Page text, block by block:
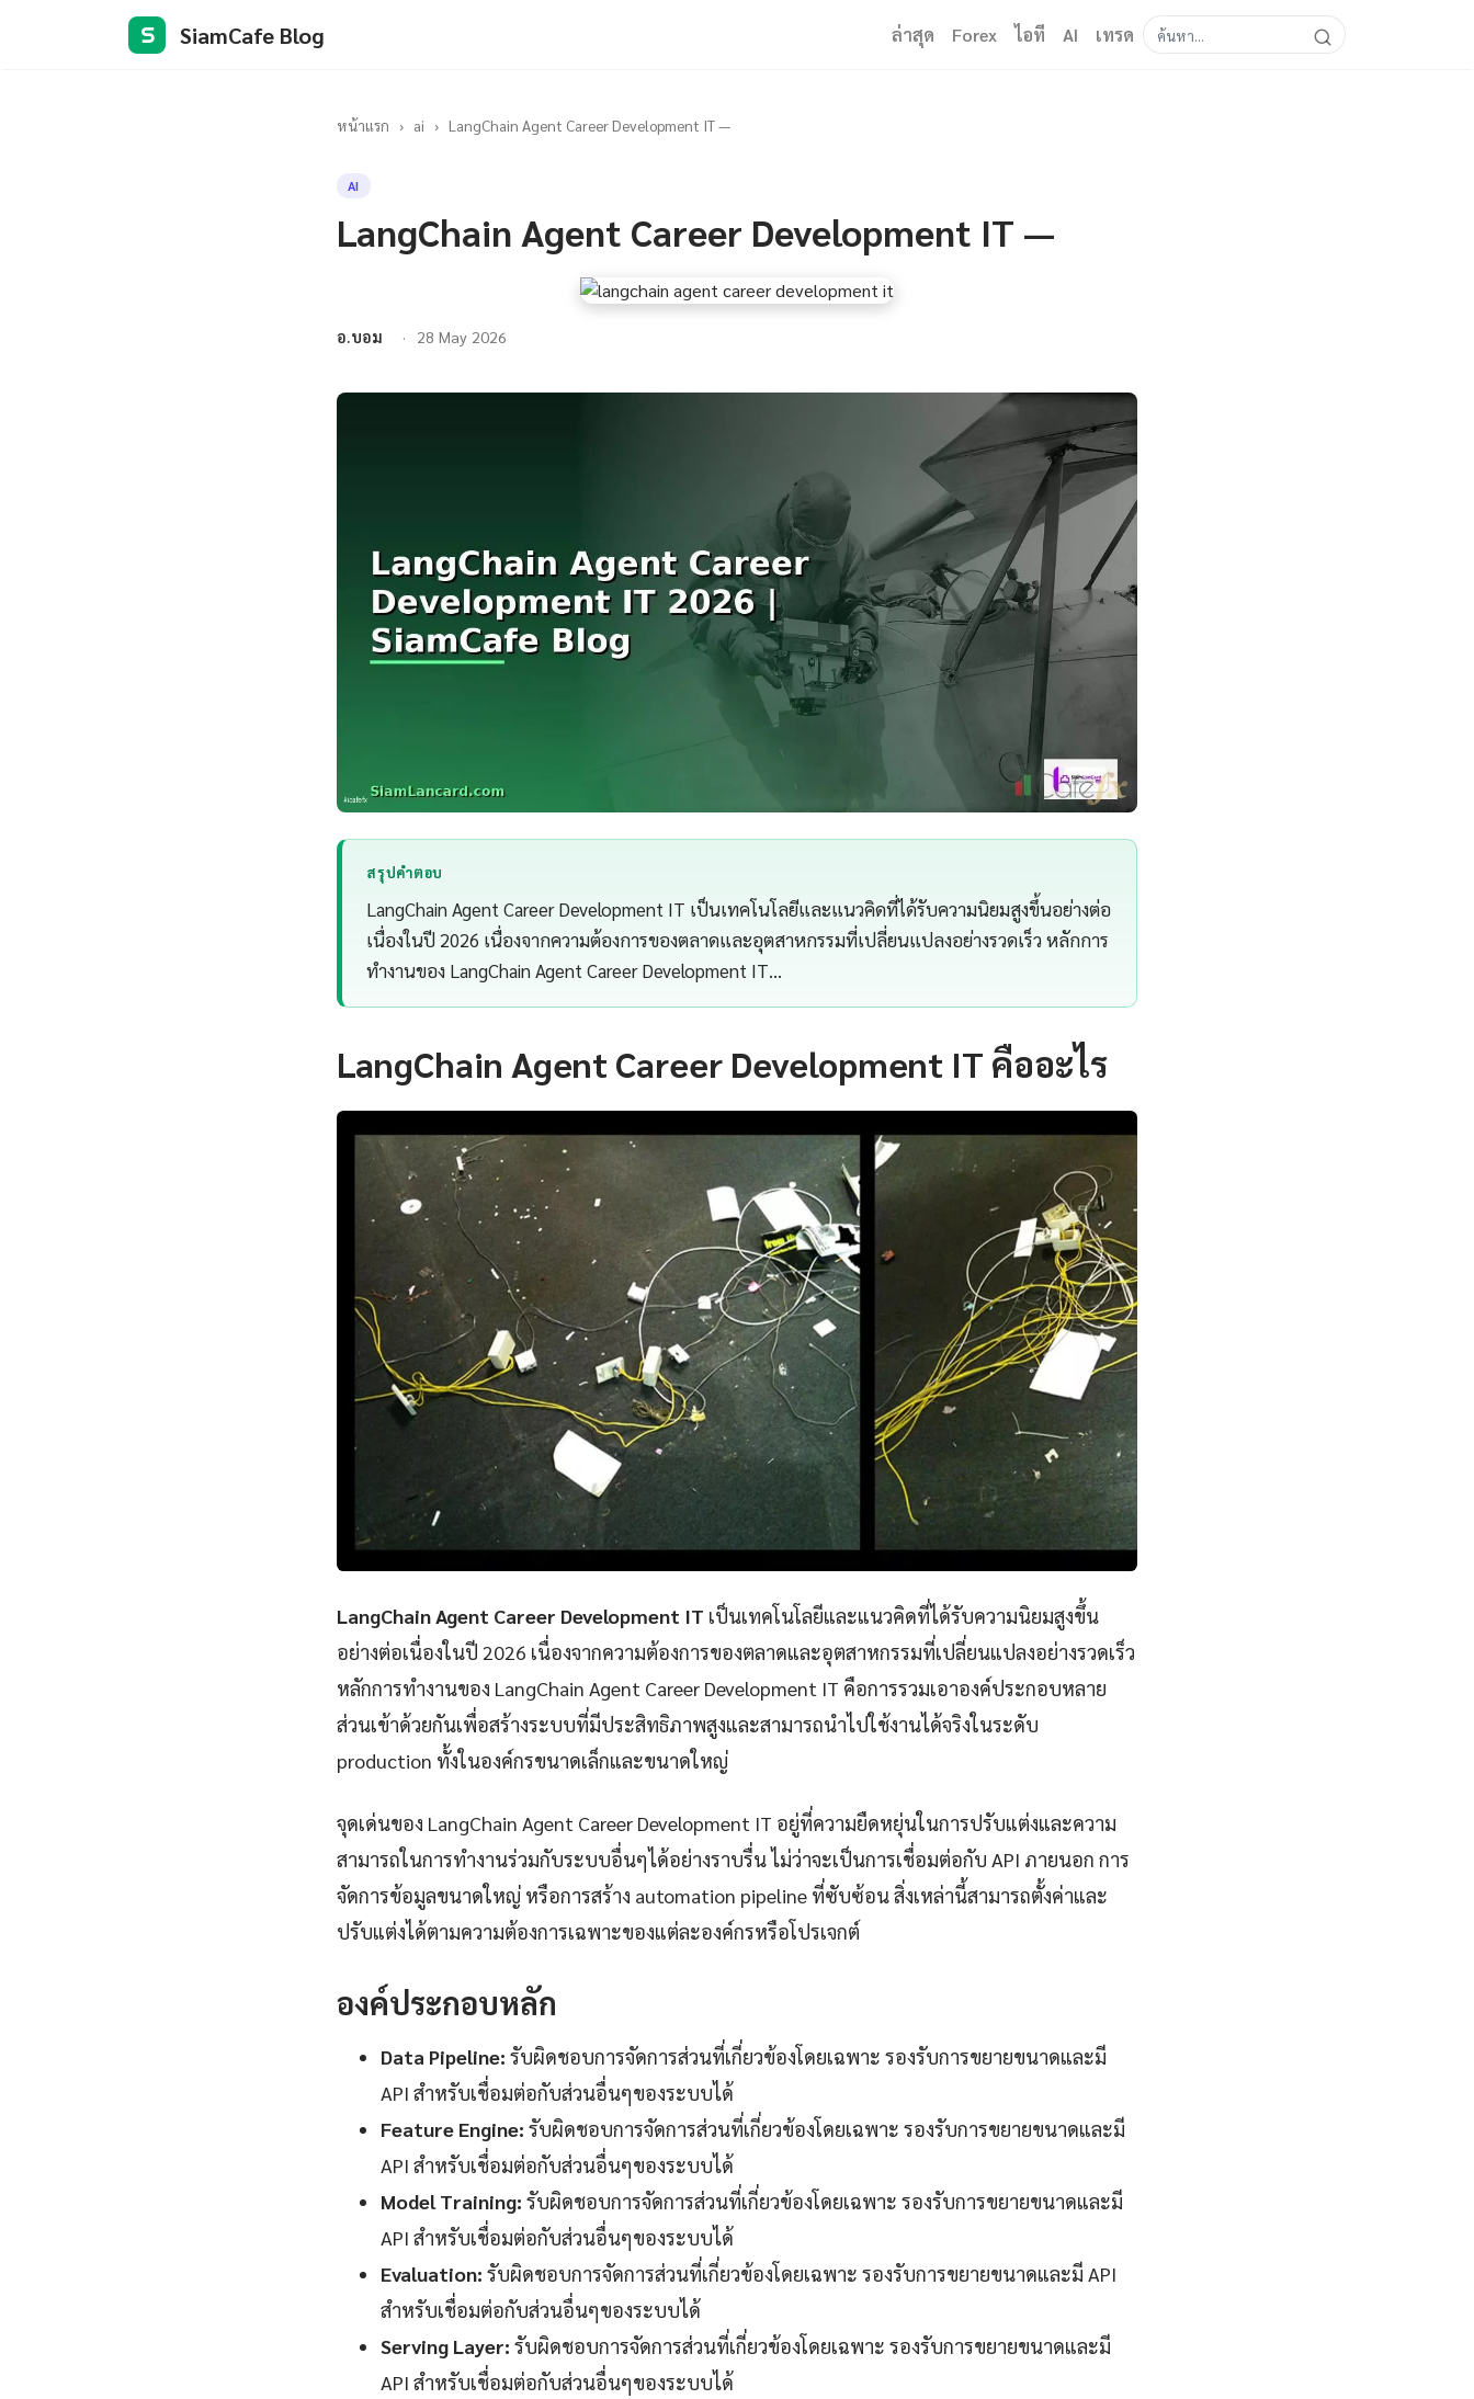
S SiamCafe Blog ล่าสุด Forex ไอที AI เทรด
หน้าแรก › ai › LangChain Agent Career Development IT —
AI
LangChain Agent Career Development IT —
อ.บอม 28 May 2026
สรุปคำตอบ
LangChain Agent Career Development IT เป็นเทคโนโลยีและแนวคิดที่ได้รับความนิยมสูงขึ้นอย่างต่อ
เนื่องในปี 2026 เนื่องจากความต้องการของตลาดและอุตสาหกรรมที่เปลี่ยนแปลงอย่างรวดเร็ว หลักการ
ทำงานของ LangChain Agent Career Development IT…
LangChain Agent Career Development IT คืออะไร
LangChain Agent Career Development IT เป็นเทคโนโลยีและแนวคิดที่ได้รับความนิยมสูงขึ้น
อย่างต่อเนื่องในปี 2026 เนื่องจากความต้องการของตลาดและอุตสาหกรรมที่เปลี่ยนแปลงอย่างรวดเร็ว
หลักการทำงานของ LangChain Agent Career Development IT คือการรวมเอาองค์ประกอบหลาย
ส่วนเข้าด้วยกันเพื่อสร้างระบบที่มีประสิทธิภาพสูงและสามารถนำไปใช้งานได้จริงในระดับ
production ทั้งในองค์กรขนาดเล็กและขนาดใหญ่
จุดเด่นของ LangChain Agent Career Development IT อยู่ที่ความยืดหยุ่นในการปรับแต่งและความ
สามารถในการทำงานร่วมกับระบบอื่นๆได้อย่างราบรื่น ไม่ว่าจะเป็นการเชื่อมต่อกับ API ภายนอก การ
จัดการข้อมูลขนาดใหญ่ หรือการสร้าง automation pipeline ที่ซับซ้อน สิ่งเหล่านี้สามารถตั้งค่าและ
ปรับแต่งได้ตามความต้องการเฉพาะของแต่ละองค์กรหรือโปรเจกต์
องค์ประกอบหลัก
Data Pipeline: รับผิดชอบการจัดการส่วนที่เกี่ยวข้องโดยเฉพาะ รองรับการขยายขนาดและมี
API สำหรับเชื่อมต่อกับส่วนอื่นๆของระบบได้
Feature Engine: รับผิดชอบการจัดการส่วนที่เกี่ยวข้องโดยเฉพาะ รองรับการขยายขนาดและมี
API สำหรับเชื่อมต่อกับส่วนอื่นๆของระบบได้
Model Training: รับผิดชอบการจัดการส่วนที่เกี่ยวข้องโดยเฉพาะ รองรับการขยายขนาดและมี
API สำหรับเชื่อมต่อกับส่วนอื่นๆของระบบได้
Evaluation: รับผิดชอบการจัดการส่วนที่เกี่ยวข้องโดยเฉพาะ รองรับการขยายขนาดและมี API
สำหรับเชื่อมต่อกับส่วนอื่นๆของระบบได้
Serving Layer: รับผิดชอบการจัดการส่วนที่เกี่ยวข้องโดยเฉพาะ รองรับการขยายขนาดและมี
API สำหรับเชื่อมต่อกับส่วนอื่นๆของระบบได้